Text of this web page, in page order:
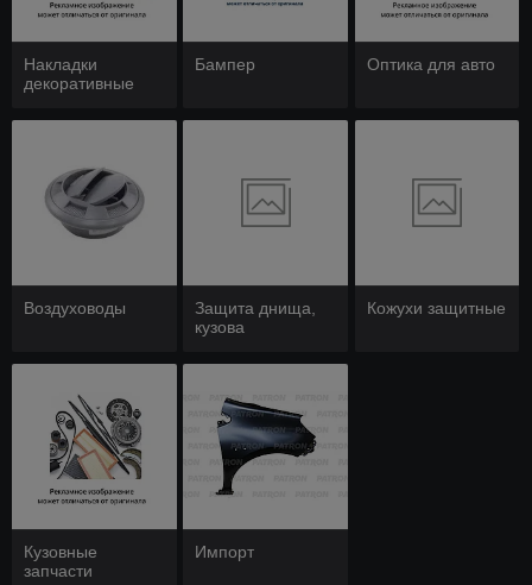
Накладки
декоративные
Бампер Оптика для авто
Воздуховоды
Защита днища,
кузова
Кожухи защитные
Кузовные
запчасти
Импорт